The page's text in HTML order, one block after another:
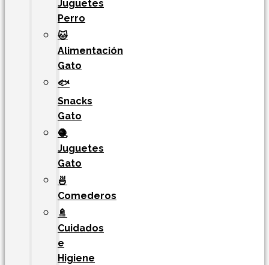
Juguetes
Perro
🐱
Alimentación
Gato
🐟
Snacks
Gato
🧶
Juguetes
Gato
🍜
Comederos
🚿
Cuidados
e
Higiene